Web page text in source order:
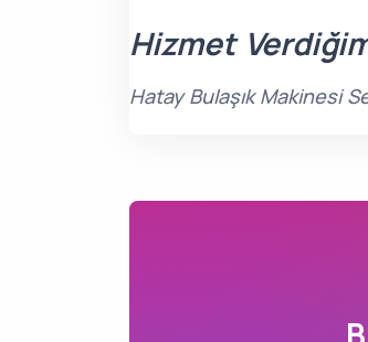
Hizmet
Hatay Bulaşık Makinesi